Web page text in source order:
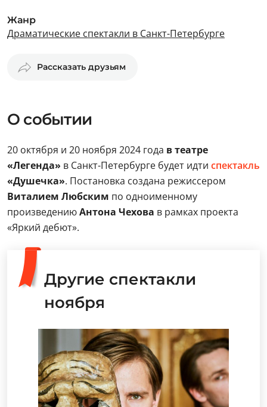
Жанр
Драматические спектакли в Санкт-Петербурге
Рассказать друзьям
О событии
20 октября и 20 ноября 2024 года в театре
«Легенда» в Санкт-Петербурге будет идти спектакль
«Душечка». Постановка создана режиссером
Виталием Любским по одноименному
произведениюАнтона Чехова в рамках проекта
«Яркий дебют».
Другие спектакли
ноября